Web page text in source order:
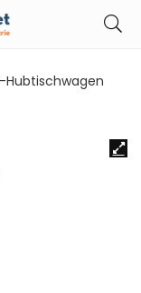
Hubtischwagen